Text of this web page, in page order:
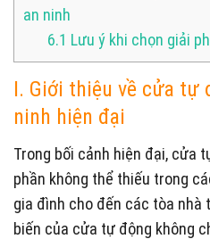
an ninh
6.1 Lưu ý khi chọn giải
I. Giới thiệu về cửa tự
ninh hiện đại
Trong bối cảnh hiện đại, cửa
phần không thể thiếu trong
gia đình cho đến các tòa nhà
biến của cửa tự động không